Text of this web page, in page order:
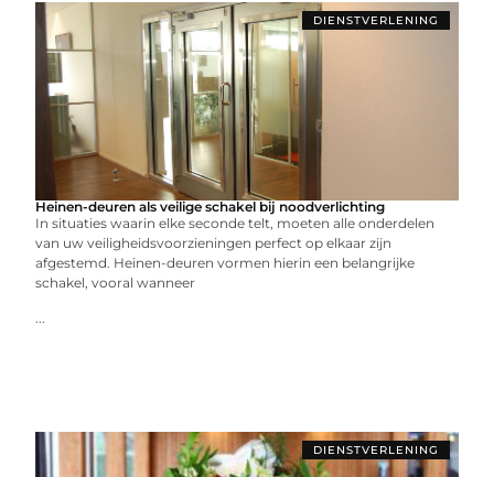
DIENSTVERLENING
Heinen-deuren als veilige schakel bij noodverlichting
In situaties waarin elke seconde telt, moeten alle onderdelen
van uw veiligheidsvoorzieningen perfect op elkaar zijn
afgestemd. Heinen-deuren vormen hierin een belangrijke
schakel, vooral wanneer
...
DIENSTVERLENING